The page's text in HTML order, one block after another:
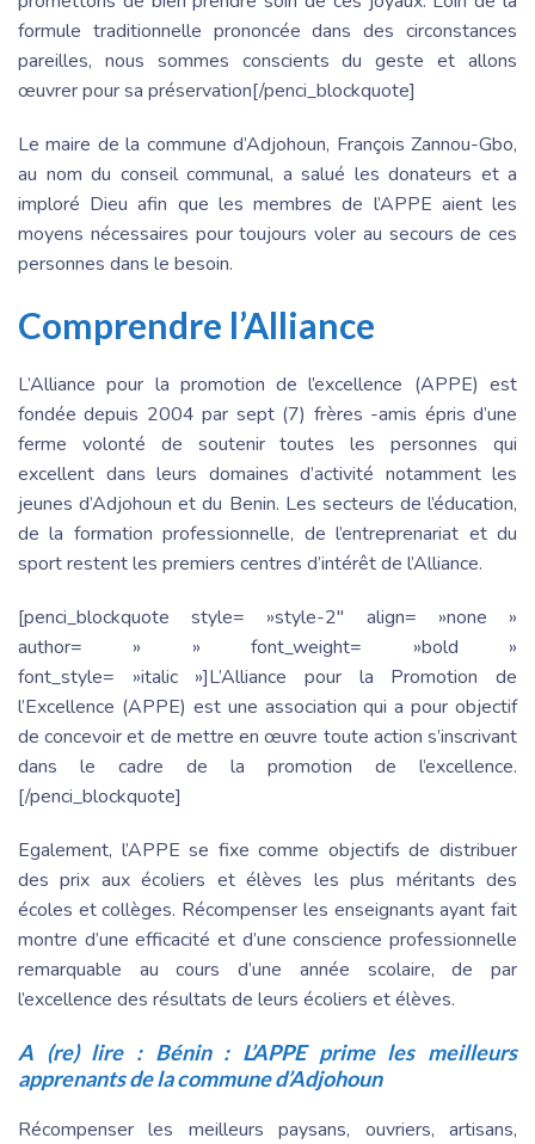
formule traditionnelle prononcée dans des circonstances
pareilles, nous sommes conscients du geste et allons
œuvrer pour sa préservation[/penci_blockquote]
Le maire de la commune d’Adjohoun, François Zannou-Gbo,
au nom du conseil communal, a salué les donateurs et a
imploré Dieu afin que les membres de l’APPE aient les
moyens nécessaires pour toujours voler au secours de ces
personnes dans le besoin.
Comprendre l’Alliance
L’Alliance pour la promotion de l’excellence (APPE) est
fondée depuis 2004 par sept (7) frères -amis épris d’une
ferme volonté de soutenir toutes les personnes qui
excellent dans leurs domaines d’activité notamment les
jeunes d’Adjohoun et du Benin. Les secteurs de l’éducation,
de la formation professionnelle, de l’entreprenariat et du
sport restent les premiers centres d’intérêt de l’Alliance.
[penci_blockquote style= »style-2″ align= »none »
author= » » font_weight= »bold »
font_style= »italic »]L’Alliance pour la Promotion de
l’Excellence (APPE) est une association qui a pour objectif
de concevoir et de mettre en œuvre toute action s’inscrivant
dans le cadre de la promotion de l’excellence.
[/penci_blockquote]
Egalement, l’APPE se fixe comme objectifs de distribuer
des prix aux écoliers et élèves les plus méritants des
écoles et collèges. Récompenser les enseignants ayant fait
montre d’une efficacité et d’une conscience professionnelle
remarquable au cours d’une année scolaire, de par
l’excellence des résultats de leurs écoliers et élèves.
A (re) lire : Bénin : L’APPE prime les meilleurs
apprenants de la commune d’Adjohoun
Récompenser les meilleurs paysans, ouvriers, artisans,